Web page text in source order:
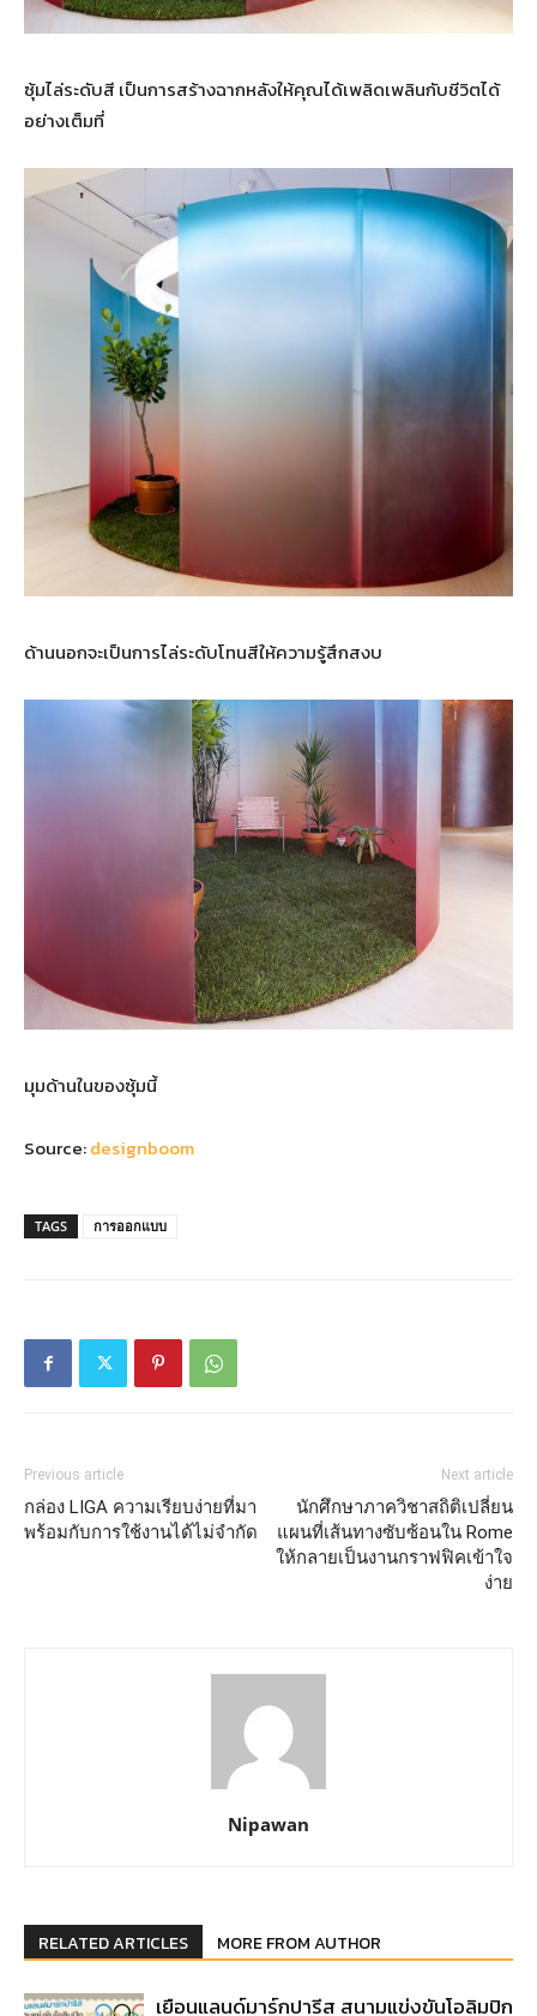
ซุ้มไล่ระดับสี เป็นการสร้างฉากหลังให้คุณได้เพลิดเพลินกับชีวิตได้
อย่างเต็มที่
ด้านนอกจะเป็นการไล่ระดับโทนสีให้ความรู้สึกสงบ
มุมด้านในของซุ้มนี้
Source:designboom
TAGS การออกแบบ
Previous article
กล่อง LIGA ความเรียบง่ายที่มา
พร้อมกับการใช้งานได้ไม่จำกัด
Next article
นักศึกษาภาควิชาสถิติเปลี่ยน
แผนที่เส้นทางซับซ้อนใน Rome
ให้กลายเป็นงานกราฟฟิคเข้าใจ
ง่าย
Nipawan
RELATED ARTICLES MORE FROM AUTHOR
เยือนแลนด์มาร์กปารีส สนามแข่งขันโอลิมปิก